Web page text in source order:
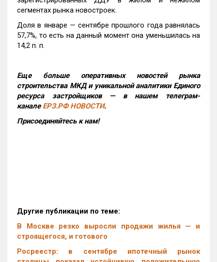
сегментах рынка новостроек.
Доля в январе — сентябре прошлого года равнялась
57,7%, то есть на данный момент она уменьшилась на
14,2 п. п.
Еще больше оперативных новостей рынка
строительства МКД и уникальной аналитики Единого
ресурса застройщиков — в нашем телеграм-
канале ЕРЗ.РФ НОВОСТИ.
Присоединяйтесь к нам!
Другие публикации по теме:
В Москве резко выросли продажи жилья — и
строящегося, и готового
Росреестр: в сентябре ипотечный рынок